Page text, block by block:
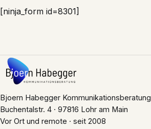
[ninja_form id=8301]
Bjoern Habegger Kommunikationsberatung
Buchentalstr. 4 · 97816 Lohr am Main
Vor Ort und remote · seit 2008